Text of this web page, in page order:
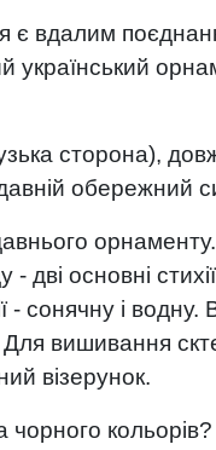
вдалим
український
сторона),
обережний
основні
сонячну і водну.
вишивання
візерунок.
кольорів?